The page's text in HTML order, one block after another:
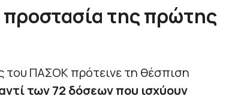
προστασία της πρώτης
ΠΑΣΟΚ πρότεινε τη θέσπιση
των 72 δόσεων που ισχύουν